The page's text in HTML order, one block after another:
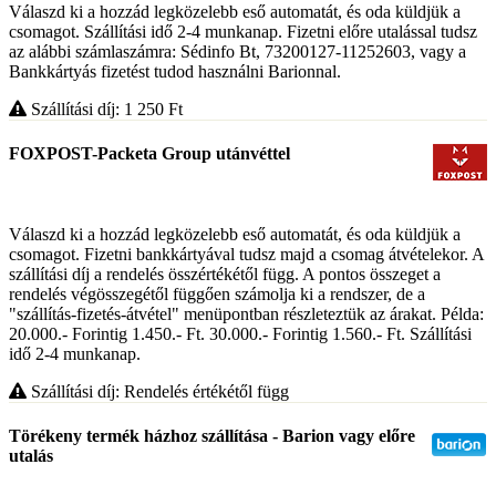
Válaszd ki a hozzád legközelebb eső automatát, és oda küldjük a
csomagot. Szállítási idő 2-4 munkanap. Fizetni előre utalással tudsz
az alábbi számlaszámra: Sédinfo Bt, 73200127-11252603, vagy a
Bankkártyás fizetést tudod használni Barionnal.
Szállítási díj: 1 250 Ft
FOXPOST-Packeta Group utánvéttel
Válaszd ki a hozzád legközelebb eső automatát, és oda küldjük a
csomagot. Fizetni bankkártyával tudsz majd a csomag átvételekor. A
szállítási díj a rendelés összértékétől függ. A pontos összeget a
rendelés végösszegétől függően számolja ki a rendszer, de a
"szállítás-fizetés-átvétel" menüpontban részleteztük az árakat. Példa:
20.000.- Forintig 1.450.- Ft. 30.000.- Forintig 1.560.- Ft. Szállítási
idő 2-4 munkanap.
Szállítási díj: Rendelés értékétől függ
Törékeny termék házhoz szállítása - Barion vagy előre
utalás